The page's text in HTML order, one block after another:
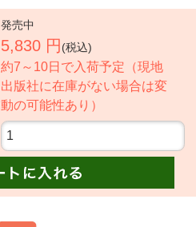
発売中
5,830 円 (税込)
約7～10日で入荷予定（現地
出版社に在庫がない場合は変
動の可能性あり）